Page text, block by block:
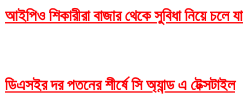
আইপিও শিকারীরা বাজার থেকে সুবিধা নিয়ে চলে
ডিএসইর দর পতনের শীর্ষে সি অ্যান্ড এ টেক্সটাইল